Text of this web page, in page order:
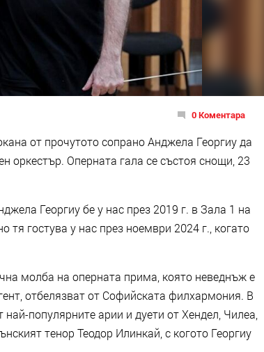
0 Коментара
от прочутото сопрано Анджела Георгиу да
оркестър. Оперната гала се състоя снощи, 23
Георгиу бе у нас през 2019 г. в Зала 1 на
гостува у нас през ноември 2024 г., когато
молба на оперната прима, която неведнъж е
отбелязват от Софийската филхармония. В
популярните арии и дуети от Хендел, Чилеа,
тенор Теодор Илинкай, с когото Георгиу